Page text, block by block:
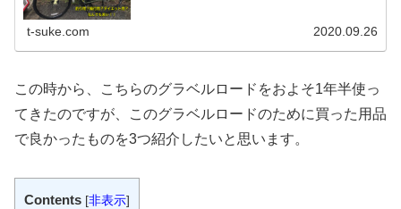
t-suke.com 2020.09.26
この時から、こちらのグラベルロードをおよそ1年半使っ
てきたのですが、このグラベルロードのために買った用品
で良かったものを3つ紹介したいと思います。
Contents [非表示]